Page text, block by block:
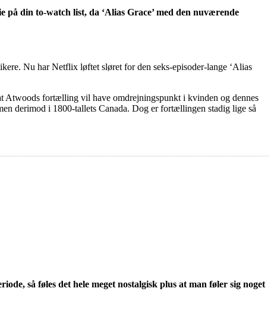
på din to-watch list, da ‘Alias Grace’ med den nuværende
Nu har Netflix løftet sløret for den seks-episoder-lange ‘Alias
Atwoods fortælling vil have omdrejningspunkt i kvinden og dennes
derimod i 1800-tallets Canada. Dog er fortællingen stadig lige så
så føles det hele meget nostalgisk plus at man føler sig noget